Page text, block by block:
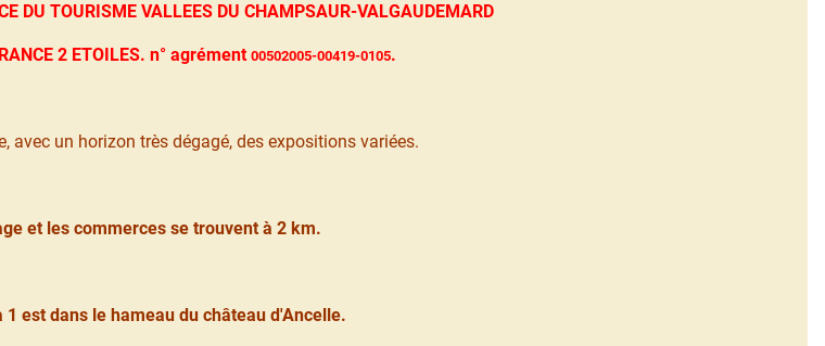
DU TOURISME VALLEES DU CHAMPSAUR-VALGAUDEMARD
2 ETOILES. n° agrément 00502005-00419-0105.
avec un horizon très dégagé, des expositions variées.
et les commerces se trouvent à 2 km.
1 est dans le hameau du château d'Ancelle.